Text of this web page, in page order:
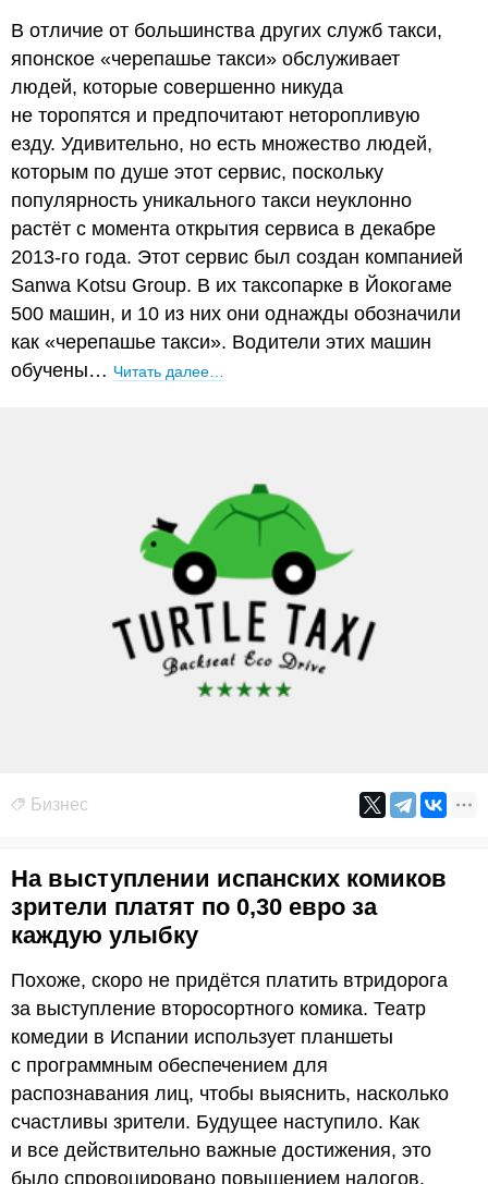
В отличие от большинства других служб такси,
японское «черепашье такси» обслуживает
людей, которые совершенно никуда
не торопятся и предпочитают неторопливую
езду. Удивительно, но есть множество людей,
которым по душе этот сервис, поскольку
популярность уникального такси неуклонно
растёт с момента открытия сервиса в декабре
2013-го года. Этот сервис был создан компанией
Sanwa Kotsu Group. В их таксопарке в Йокогаме
500 машин, и 10 из них они однажды обозначили
как «черепашье такси». Водители этих машин
обучены… Читать далее…
Бизнес
На выступлении испанских комиков
зрители платят по 0,30 евро за
каждую улыбку
Похоже, скоро не придётся платить втридорога
за выступление второсортного комика. Театр
комедии в Испании использует планшеты
с программным обеспечением для
распознавания лиц, чтобы выяснить, насколько
счастливы зрители. Будущее наступило. Как
и все действительно важные достижения, это
было спровоцировано повышением налогов.